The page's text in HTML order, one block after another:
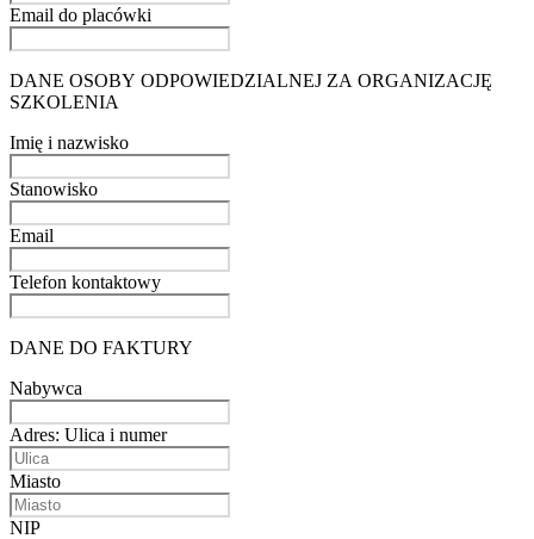
Email do placówki
DANE OSOBY ODPOWIEDZIALNEJ ZA ORGANIZACJĘ
SZKOLENIA
Imię i nazwisko
Stanowisko
Email
Telefon kontaktowy
DANE DO FAKTURY
Nabywca
Adres: Ulica i numer
Miasto
NIP